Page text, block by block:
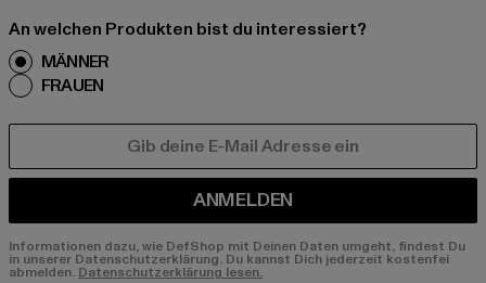
An welchen Produkten bist du interessiert?
MÄNNER
FRAUEN
ANMELDEN
Informationen dazu, wie DefShop mit Deinen Daten umgeht, findest Du
in unserer Datenschutzerklärung. Du kannst Dich jederzeit kostenfei
abmelden. Datenschutzerklärung lesen.